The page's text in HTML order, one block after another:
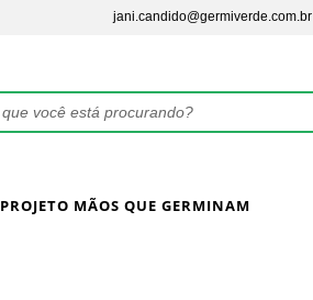
jani.candido@germiverde.com.br
PROJETO MÃOS QUE GERMINAM